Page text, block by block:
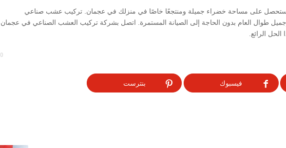
ستحصل على مساحة خضراء جميلة ومنتجعًا خاصًا في منزلك في عجمان. تركيب عشب صناعي
طوال العام بدون الحاجة إلى الصيانة المستمرة. اتصل بشركة تركيب العشب الصناعي في عجمان
الحل الرائع.
0
فيسبوك بنترست